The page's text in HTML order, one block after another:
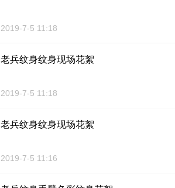
2019-7-5 11:18
老兵纹身纹身现场花絮
2019-7-5 11:18
老兵纹身纹身现场花絮
2019-7-5 11:16